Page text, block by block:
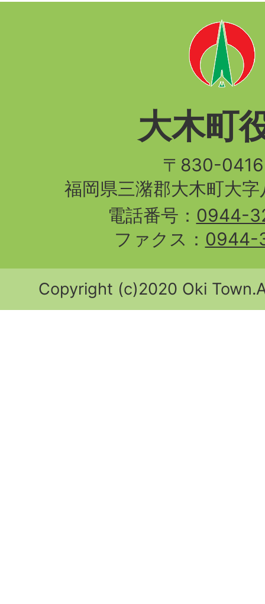
大木町
〒830-
福岡県三潴郡大木町大
電話番号： 0944-
ファクス： 0944-
Copyright (c)2020 Oki